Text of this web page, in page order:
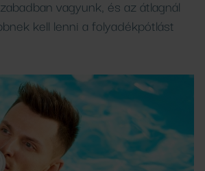
vagyunk, és az átlagnál
kell lenni a folyadékpótlást